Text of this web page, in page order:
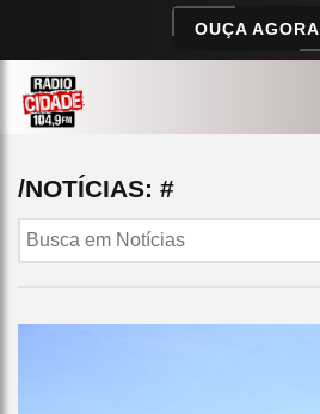
OUÇA AGORA
/NOTÍCIAS: #